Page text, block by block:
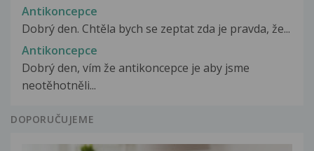
Antikoncepce
Dobrý den. Chtěla bych se zeptat zda je pravda, že...
Antikoncepce
Dobrý den, vím že antikoncepce je aby jsme
neotěhotněli...
DOPORUČUJEME